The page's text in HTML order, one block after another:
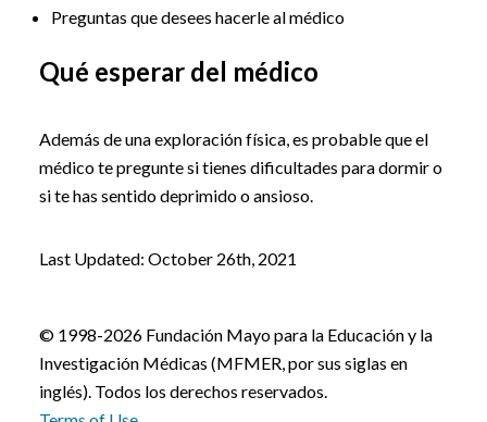
Preguntas que desees hacerle al médico
Qué esperar del médico
Además de una exploración física, es probable que el
médico te pregunte si tienes dificultades para dormir o
si te has sentido deprimido o ansioso.
Last Updated: October 26th, 2021
© 1998-2026 Fundación Mayo para la Educación y la
Investigación Médicas (MFMER, por sus siglas en
inglés). Todos los derechos reservados.